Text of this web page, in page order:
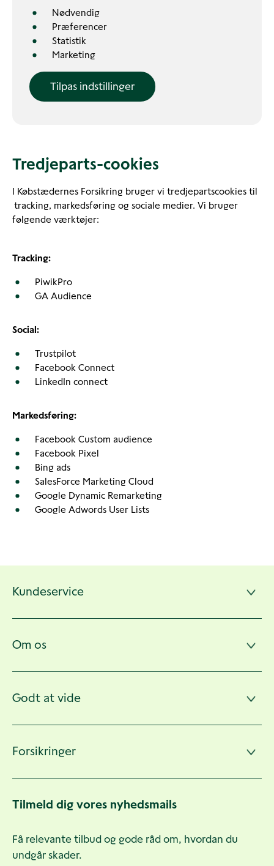
Nødvendig
Præferencer
Statistik
Marketing
Tilpas indstillinger
Tredjeparts-cookies
I Købstædernes Forsikring bruger vi tredjepartscookies til
tracking, markedsføring og sociale medier. Vi bruger
følgende værktøjer:
Tracking:
PiwikPro
GA Audience
Social:
Trustpilot
Facebook Connect
LinkedIn connect
Markedsføring:
Facebook Custom audience
Facebook Pixel
Bing ads
SalesForce Marketing Cloud
Google Dynamic Remarketing
Google Adwords User Lists
sider
Kundeservice
Om os
Godt at vide
Forsikringer
Tilmeld dig vores nyhedsmails
Få relevante tilbud og gode råd om, hvordan du
undgår skader.